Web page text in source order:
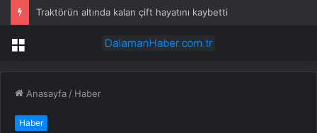
Traktörün altında kalan çift hayatını kaybetti
Menü
Anasayfa / Haber
Haber